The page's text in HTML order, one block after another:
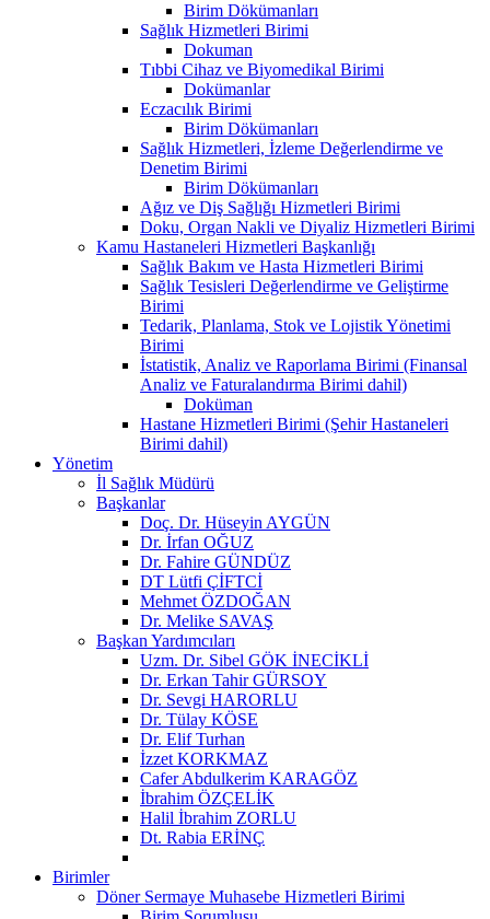
Birim Dökümanları
Sağlık Hizmetleri Birimi
Dokuman
Tıbbi Cihaz ve Biyomedikal Birimi
Dokümanlar
Eczacılık Birimi
Birim Dökümanları
Sağlık Hizmetleri, İzleme Değerlendirme ve
Denetim Birimi
Birim Dökümanları
Ağız ve Diş Sağlığı Hizmetleri Birimi
Doku, Organ Nakli ve Diyaliz Hizmetleri Birimi
Kamu Hastaneleri Hizmetleri Başkanlığı
Sağlık Bakım ve Hasta Hizmetleri Birimi
Sağlık Tesisleri Değerlendirme ve Geliştirme
Birimi
Tedarik, Planlama, Stok ve Lojistik Yönetimi
Birimi
İstatistik, Analiz ve Raporlama Birimi (Finansal
Analiz ve Faturalandırma Birimi dahil)
Doküman
Hastane Hizmetleri Birimi (Şehir Hastaneleri
Birimi dahil)
Yönetim
İl Sağlık Müdürü
Başkanlar
Doç. Dr. Hüseyin AYGÜN
Dr. İrfan OĞUZ
Dr. Fahire GÜNDÜZ
DT Lütfi ÇİFTCİ
Mehmet ÖZDOĞAN
Dr. Melike SAVAŞ
Başkan Yardımcıları
Uzm. Dr. Sibel GÖK İNECİKLİ
Dr. Erkan Tahir GÜRSOY
Dr. Sevgi HARORLU
Dr. Tülay KÖSE
Dr. Elif Turhan
İzzet KORKMAZ
Cafer Abdulkerim KARAGÖZ
İbrahim ÖZÇELİK
Halil İbrahim ZORLU
Dt. Rabia ERİNÇ
Birimler
Döner Sermaye Muhasebe Hizmetleri Birimi